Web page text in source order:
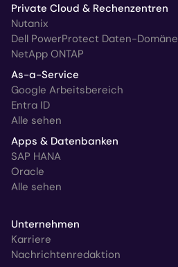
Private Cloud & Rechenzentren
Nutanix
Dell PowerProtect Daten-Domäne
NetApp ONTAP
As-a-Service
Google Arbeitsbereich
Entra ID
Alle sehen
Apps & Datenbanken
SAP HANA
Oracle
Alle sehen
Unternehmen
Karriere
Nachrichtenredaktion